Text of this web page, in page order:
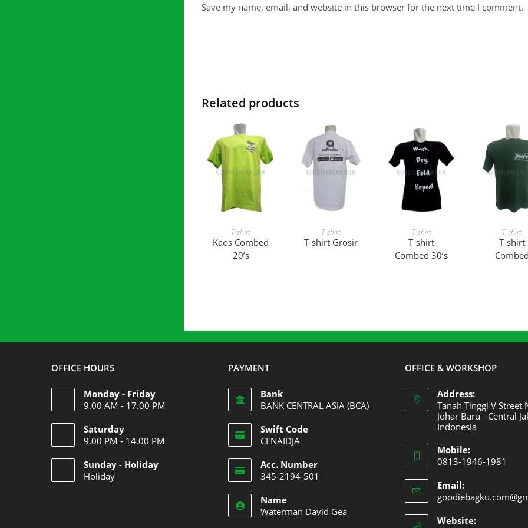
Save my name, email, and website in this browser for the next time I comment.
Related products
READ MORE
T-shirt
Kaos Combed
20’s
READ MORE
T-shirt
T-shirt Grosir
READ MORE
T-shirt
T-shirt
Combed 30’s
READT-shirt
T-shirt
Combed
OFFICE HOURS
Monday - Friday
9.00 AM - 17.00 PM
Saturday
9.00 PM - 14.00 PM
in
your
Sunday - Holiday
Holiday
PAYMENT
Bank
BANK CENTRAL ASIA (BCA)
Swift Code
CENAIDJA
in
your
application
Acc. Number
345-2194-501
in
your
Name
Waterman David Gea
OFFICE & WORKSHOP
Address:
Tanah Tinggi V Street
Johar Baru - Central
Indonesia
in
a
new
tab
Mobile:
0813-1946-1981
in
your
application
Email:
Website: